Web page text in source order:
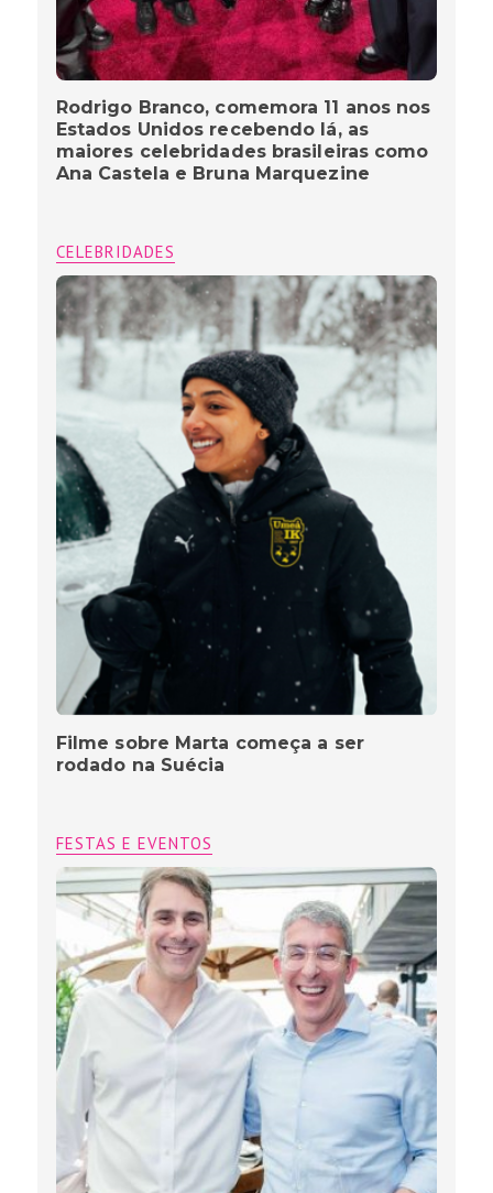
Rodrigo Branco, comemora 11 anos nos
Estados Unidos recebendo lá, as
maiores celebridades brasileiras como
Ana Castela e Bruna Marquezine
CELEBRIDADES
Filme sobre Marta começa a ser
rodado na Suécia
FESTAS E EVENTOS